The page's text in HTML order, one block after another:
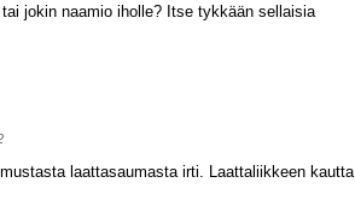
jokin naamio iholle? Itse tykkään sellaisia
laattasaumasta irti. Laattaliikkeen kautta